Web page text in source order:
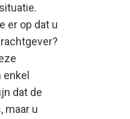
er op dat u
dat de
maar u